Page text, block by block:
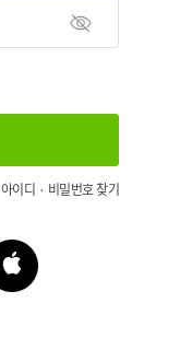
아이디 · 비밀번호 찾기